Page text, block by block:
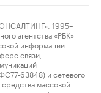
1995–
агентства «РБК»
информации
связи,
63848) и сетевого
массовой